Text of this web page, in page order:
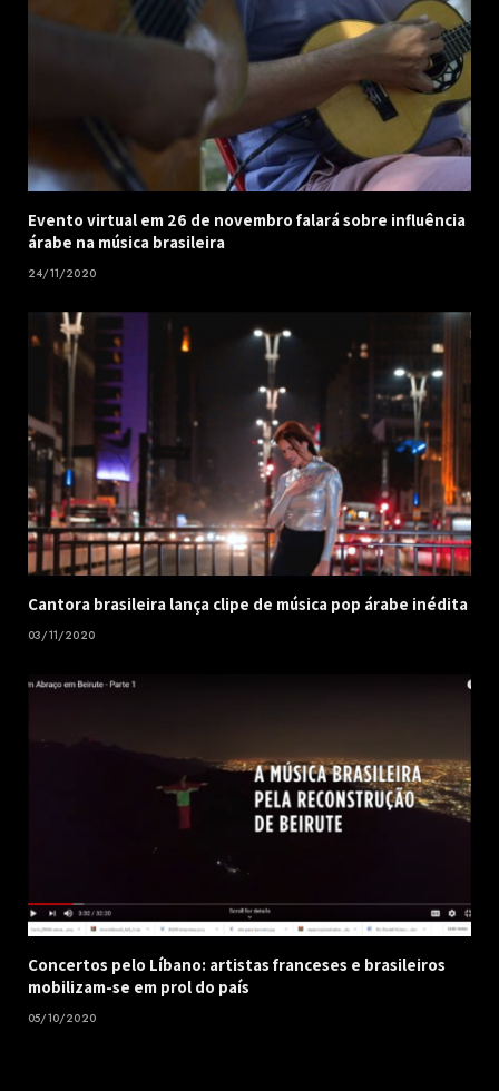
Evento virtual em 26 de novembro falará sobre influência
árabe na música brasileira
24/11/2020
Cantora brasileira lança clipe de música pop árabe inédita
03/11/2020
Concertos pelo Líbano: artistas franceses e brasileiros
mobilizam-se em prol do país
05/10/2020